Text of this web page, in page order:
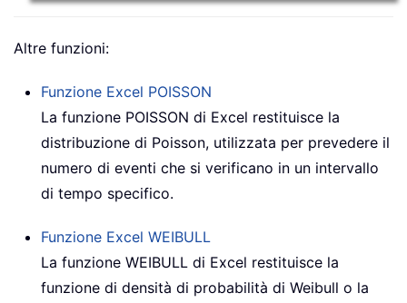
Altre funzioni:
Funzione Excel POISSON
La funzione POISSON di Excel restituisce la
distribuzione di Poisson, utilizzata per prevedere il
numero di eventi che si verificano in un intervallo
di tempo specifico.
Funzione Excel WEIBULL
La funzione WEIBULL di Excel restituisce la
funzione di densità di probabilità di Weibull o la